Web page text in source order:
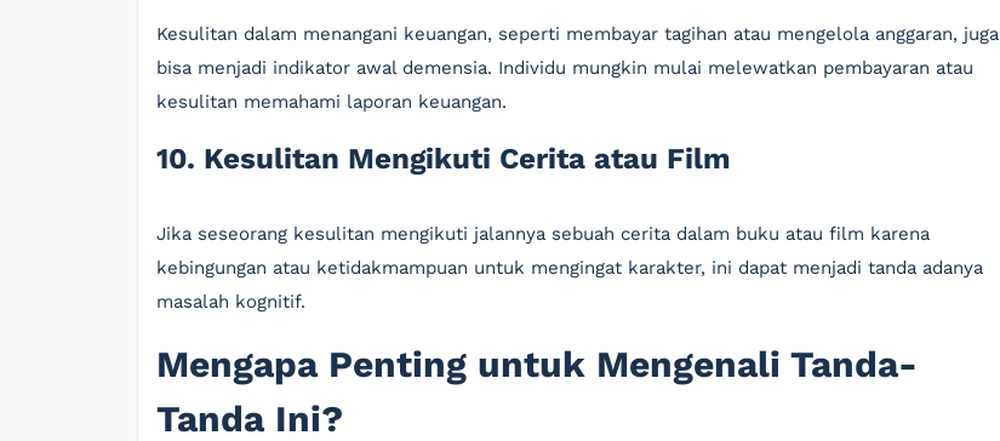
Kesulitan dalam menangani keuangan, seperti membayar tagihan atau mengelola anggaran, juga
bisa menjadi indikator awal demensia. Individu mungkin mulai melewatkan pembayaran atau
kesulitan memahami laporan keuangan.
10. Kesulitan Mengikuti Cerita atau Film
Jika seseorang kesulitan mengikuti jalannya sebuah cerita dalam buku atau film karena
kebingungan atau ketidakmampuan untuk mengingat karakter, ini dapat menjadi tanda adanya
masalah kognitif.
Mengapa Penting untuk Mengenali Tanda-
Tanda Ini?